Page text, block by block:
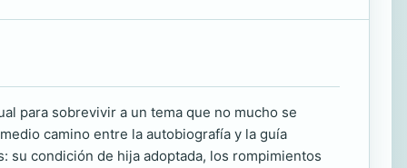
para sobrevivir a un tema que no mucho se
camino entre la autobiografía y la guía
su condición de hija adoptada, los rompimientos